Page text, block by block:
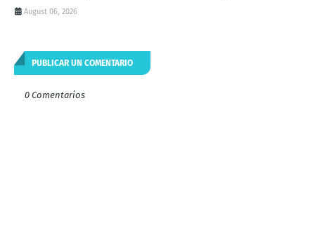
August 06, 2026
PUBLICAR UN COMENTARIO
0 Comentarios